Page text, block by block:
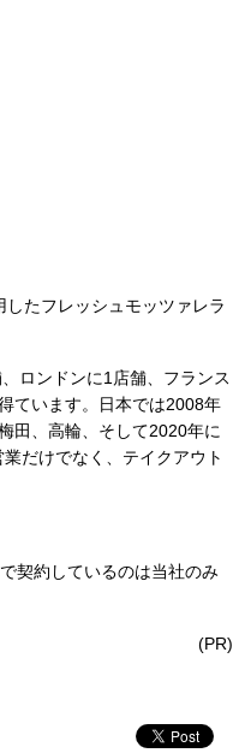
たフレッシュモッツァレラ
ロンドンに1店舗、フランス
ています。日本では2008年
田、高輪、そして2020年に
だけでなく、テイクアウト
契約しているのは当社のみ
(PR)